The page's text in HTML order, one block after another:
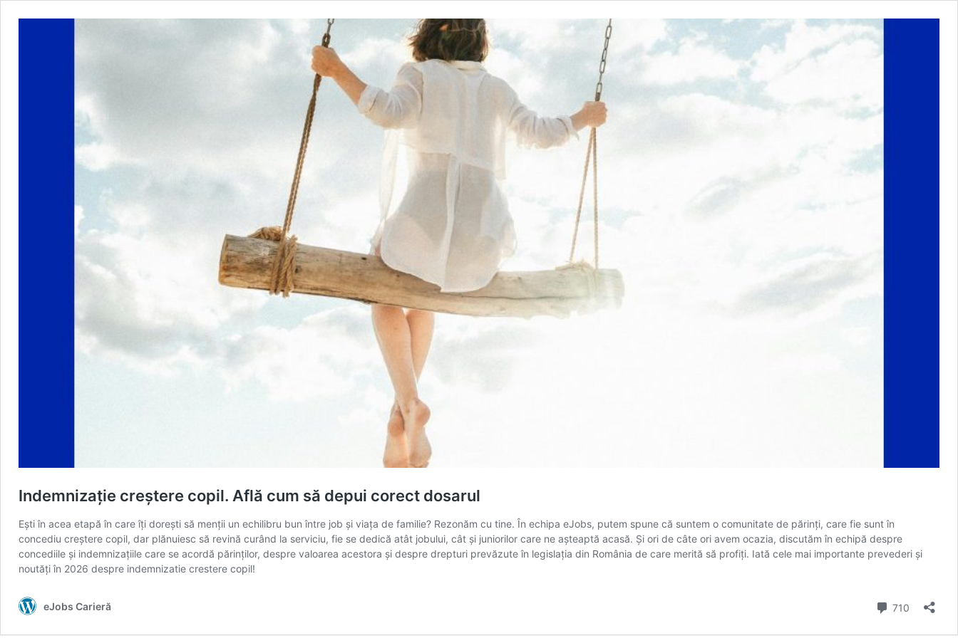
Indemnizație creștere copil. Află cum să depui corect dosarul
Ești în acea etapă în care îți dorești să menții un echilibru bun între job și viața de familie? Rezonăm cu tine. În echipa eJobs, putem spune că suntem o comunitate de părinți, care fie sunt în
concediu creștere copil, dar plănuiesc să revină curând la serviciu, fie se dedică atât jobului, cât și juniorilor care ne așteaptă acasă. Și ori de câte ori avem ocazia, discutăm în echipă despre
concediile și indemnizațiile care se acordă părinților, despre valoarea acestora și despre drepturi prevăzute în legislația din România de care merită să profiți. Iată cele mai importante prevederi și
noutăți în 2026 despre indemnizatie crestere copil!
eJobs Carieră 710 Comments